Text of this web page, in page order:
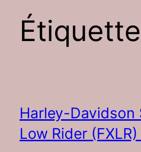
Harley-Davidson
Low Rider